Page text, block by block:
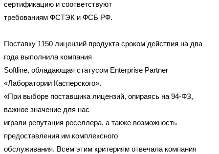
сертификацию и соответствуют
требованиям ФСТЭК и ФСБ РФ.
Поставку 1150 лицензий продукта сроком действия на два
года выполнила компания
Softline, обладающая статусом Enterprise Partner
«Лаборатории Касперского».
«При выборе поставщика лицензий, опираясь на 94-ФЗ,
важное значение для нас
играли репутация реселлера, а также возможность
предоставления им комплексного
обслуживания. Всем этим критериям отвечала компания